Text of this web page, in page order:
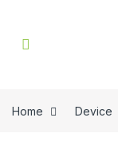
Home Device